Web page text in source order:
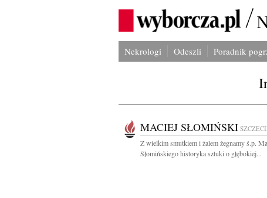
Nekrologi Odeszli Poradnik
MACIEJ SŁOMIŃSKI
Z wielkim smutkiem i żalem żegnamy ś.p.
Słomińskiego historyka sztuki o głębokiej...